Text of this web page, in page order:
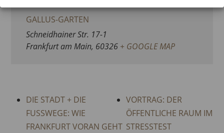
GALLUS-GARTEN
Schneidhainer Str. 17-1
Frankfurt am Main, 60326 + GOOGLE MAP
DIE STADT + DIE
FUSSWEGE: WIE
FRANKFURT VORAN GEHT
VORTRAG: DER
ÖFFENTLICHE RAUM IM
STRESSTEST